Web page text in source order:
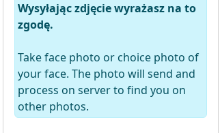
Wysyłając zdjęcie wyrażasz na to
zgodę.
Take face photo or choice photo of
your face. The photo will send and
process on server to find you on
other photos.